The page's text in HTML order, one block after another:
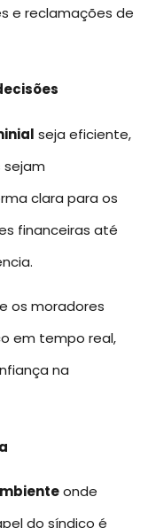
e reclamações de
seja eficiente,
sejam
clara para os
financeiras até
os moradores
em tempo real,
na
onde
do síndico é